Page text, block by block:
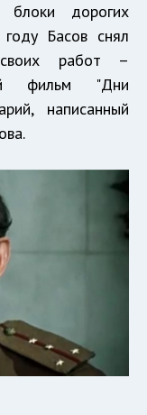
дорогих
Басов снял
работ –
фильм "Дни
написанный